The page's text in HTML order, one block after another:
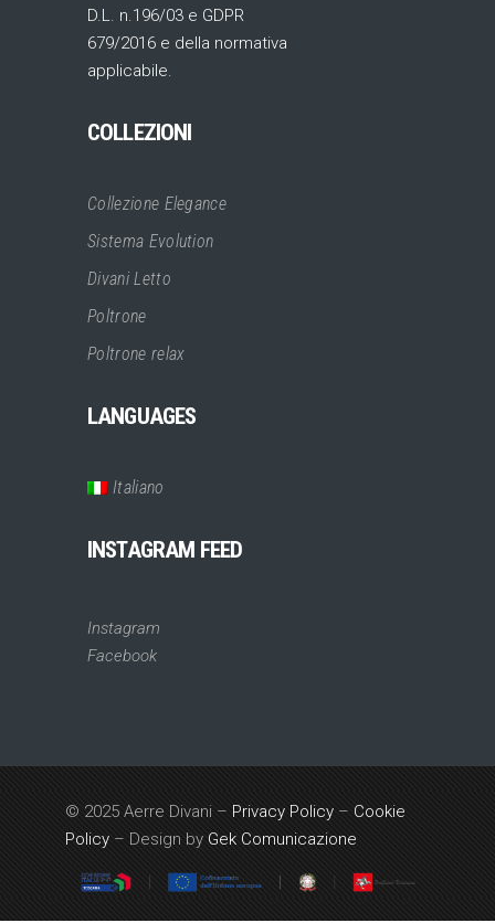
D.L. n.196/03 e GDPR
679/2016 e della normativa
applicabile.
COLLEZIONI
Collezione Elegance
Sistema Evolution
Divani Letto
Poltrone
Poltrone relax
LANGUAGES
Italiano
INSTAGRAM FEED
Instagram
Facebook
© 2025 Aerre Divani – Privacy Policy – Cookie
Policy – Design by Gek Comunicazione